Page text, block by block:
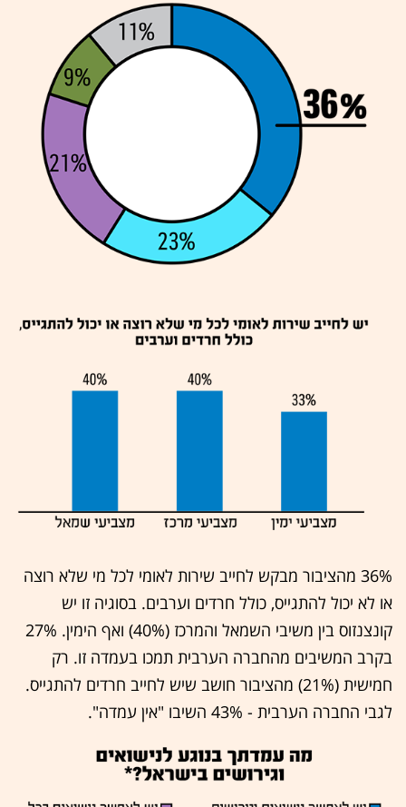
36% מהציבור מבקש לחייב שירות לאומי לכל מי שלא רוצה
או לא יכול להתגייס, כולל חרדים וערבים. בסוגיה זו יש
קונצנזוס בין משיבי השמאל והמרכז (40%) ואף הימין. 27%
בקרב המשיבים מהחברה הערבית תמכו בעמדה זו. רק
חמישית (21%) מהציבור חושב שיש לחייב חרדים להתגייס.
לגבי החברה הערבית - 43% השיבו "אין עמדה".